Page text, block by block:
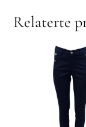
Relaterte